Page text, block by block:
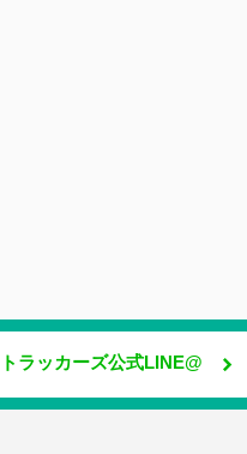
トラッカーズ公式LINE@